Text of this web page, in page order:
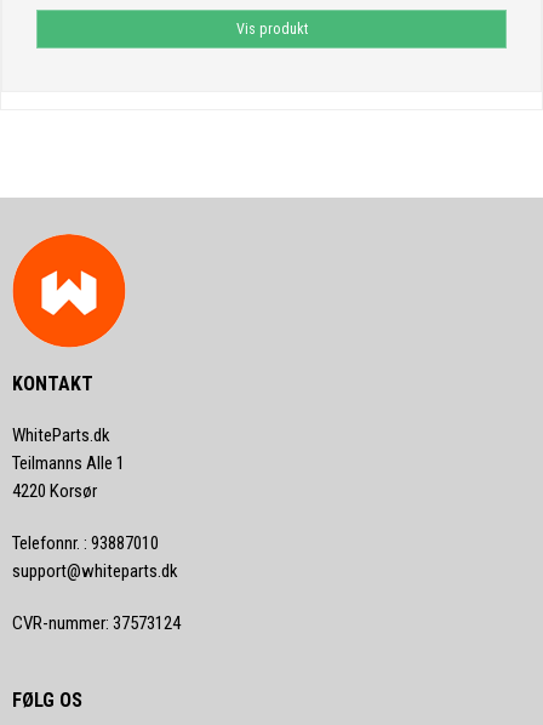
Vis produkt
KONTAKT
WhiteParts.dk
Teilmanns Alle 1
4220 Korsør
Telefonnr. : 93887010
support@whiteparts.dk
CVR-nummer: 37573124
FØLG OS